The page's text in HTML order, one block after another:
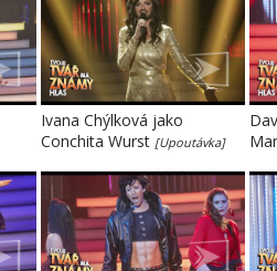
Ivana Chýlková jako
Conchita Wurst [Upoutávka]